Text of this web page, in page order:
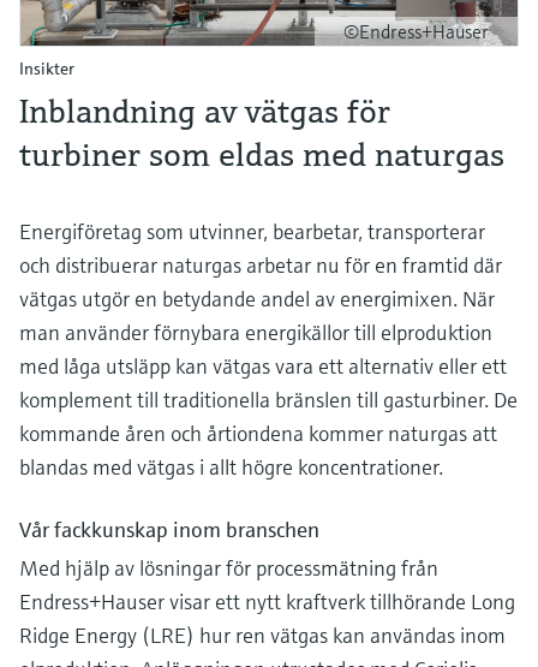
©Endress+Hauser
Insikter
Inblandning av vätgas för
turbiner som eldas med naturgas
Energiföretag som utvinner, bearbetar, transporterar
och distribuerar naturgas arbetar nu för en framtid där
vätgas utgör en betydande andel av energimixen. När
man använder förnybara energikällor till elproduktion
med låga utsläpp kan vätgas vara ett alternativ eller ett
komplement till traditionella bränslen till gasturbiner. De
kommande åren och årtiondena kommer naturgas att
blandas med vätgas i allt högre koncentrationer.
Vår fackkunskap inom branschen
Med hjälp av lösningar för processmätning från
Endress+Hauser visar ett nytt kraftverk tillhörande Long
Ridge Energy (LRE) hur ren vätgas kan användas inom